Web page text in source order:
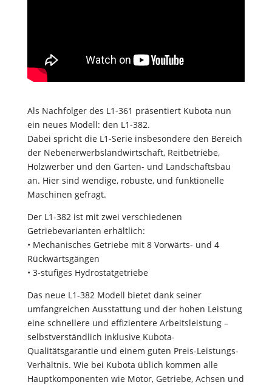
Als Nachfolger des L1-361 präsentiert Kubota nun
ein neues Modell: den L1-382.
Dabei spricht die L1-Serie insbesondere den Bereich
der Nebenerwerbslandwirtschaft, Reitbetriebe,
Holzwerber und den Garten- und Landschaftsbau
an. Hier sind wendige, robuste, und funktionelle
Maschinen gefragt.
Der L1-382 ist mit zwei verschiedenen
Getriebevarianten erhältlich:
• Mechanisches Getriebe mit 8 Vorwärts- und 4
Rückwärtsgängen
• 3-stufiges Hydrostatgetriebe
Das neue L1-382 Modell bietet dank seiner
umfangreichen Ausstattung und der hohen Leistung
eine schnellere und effizientere Arbeitsleistung –
selbstverständlich inklusive Kubota-
Qualitätsgarantie und einem guten Preis-Leistungs-
Verhältnis. Wie bei Kubota üblich kommen alle
Hauptkomponenten wie Motor, Getriebe, Achsen und